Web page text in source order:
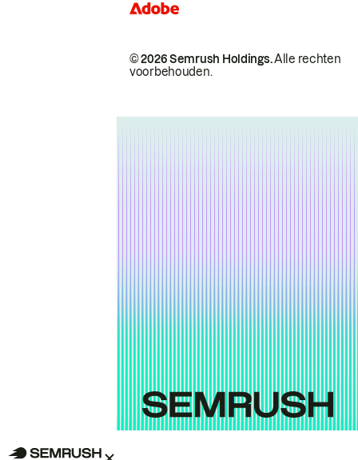
© 2026 Semrush Holdings.Alle rechten
voorbehouden.